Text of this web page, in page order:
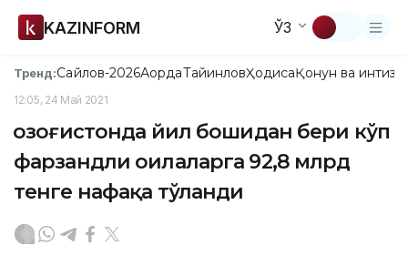
KAZINFORM ЎЗ
Тренд:Сайлов-2026АқордаТайинловҲодисаҚонун ва
12:05, 24 Май 2021
Қозоғистонда йил бошидан бери кўп
фарзандли оилаларга 92,8 млрд
тенге нафақа тўланди